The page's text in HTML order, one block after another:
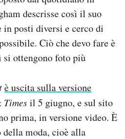
descrisse così il suo
in posti diversi e cerco di
Ciò che devo fare è
si ottengono foto più
è uscita sulla versione
Timesil 5 giugno, e sul sito
prima, in versione video. È
della moda, cioè alla